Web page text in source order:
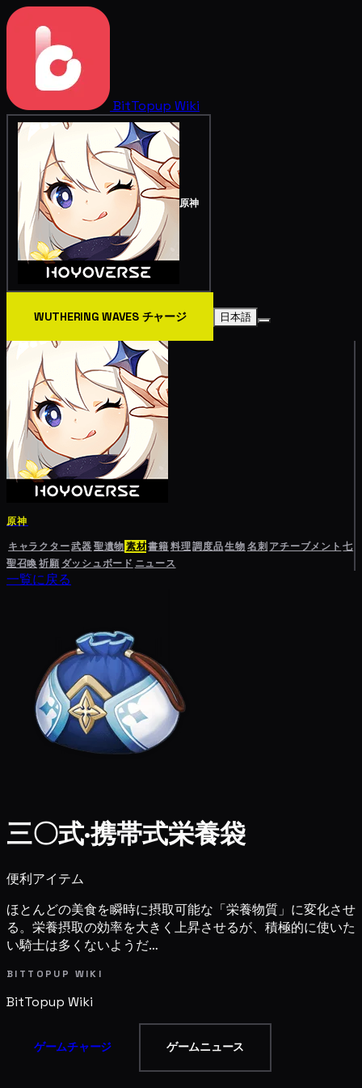
BitTopup Wiki
原神
WUTHERING WAVES チャージ 日本語
原神
キャラクター武器聖遺物素材書籍料理調度品生物名刺 アチーブメント 七
聖召喚祈願 ダッシュボード ニュース
一覧に戻る
三〇式·携帯式栄養袋
便利アイテム
ほとんどの美食を瞬時に摂取可能な「栄養物質」に変化させ
る。栄養摂取の効率を大きく上昇させるが、積極的に使いた
い騎士は多くないようだ…
BITTOPUP WIKI
BitTopup Wiki
ゲームチャージ ゲームニュース